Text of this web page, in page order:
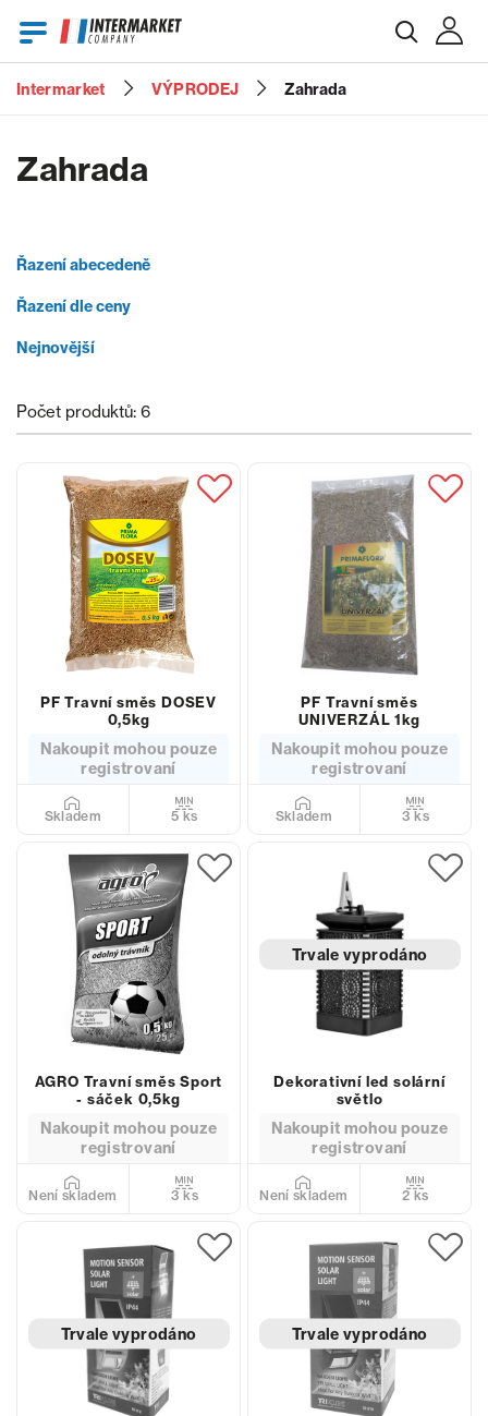
Intermarket VÝPRODEJ Zahrada
Zahrada
Řazení abecedeně
Řazení dle ceny
Nejnovější
Počet produktů: 6
PF Travní směs DOSEV
0,5kg
Nakoupit mohou pouze
registrovaní
Skladem 5 ks
PF Travní směs
UNIVERZÁL 1kg
Nakoupit mohou pouze
registrovaní
Skladem 3 ks
AGRO Travní směs Sport
- sáček 0,5kg
Nakoupit mohou pouze
registrovaní
Není skladem 3 ks
Trvale vyprodáno
Dekorativní led solární
světlo
Nakoupit mohou pouze
registrovaní
Není skladem 2 ks
Trvale vyprodáno Trvale vyprodáno